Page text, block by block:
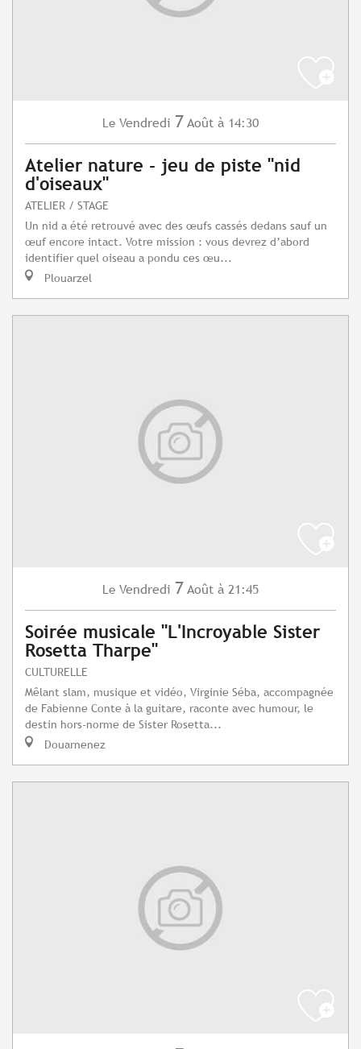
Le Vendredi 7 Août à 14:30
Atelier nature - jeu de piste "nid
d'oiseaux"
ATELIER / STAGE
Un nid a été retrouvé avec des œufs cassés dedans sauf un
œuf encore intact. Votre mission : vous devrez d’abord
identifier quel oiseau a pondu ces œu...
Plouarzel
Le Vendredi 7 Août à 21:45
Soirée musicale "L'Incroyable Sister
Rosetta Tharpe"
CULTURELLE
Mêlant slam, musique et vidéo, Virginie Séba, accompagnée
de Fabienne Conte à la guitare, raconte avec humour, le
destin hors-norme de Sister Rosetta...
Douarnenez